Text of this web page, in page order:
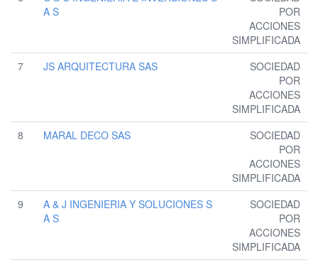
A S
POR
ACCIONES
SIMPLIFICADA
7
JS ARQUITECTURA SAS
SOCIEDAD
POR
ACCIONES
SIMPLIFICADA
8
MARAL DECO SAS
SOCIEDAD
POR
ACCIONES
SIMPLIFICADA
9
A & J INGENIERIA Y SOLUCIONES S
A S
SOCIEDAD
POR
ACCIONES
SIMPLIFICADA